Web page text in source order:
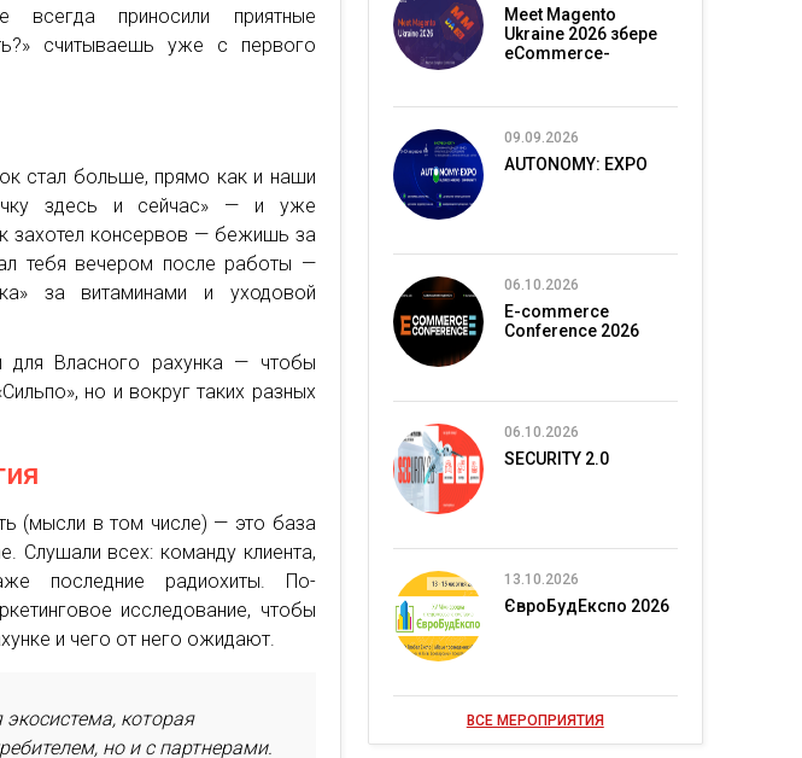
всегда приносили приятные
считываешь уже с первого
стал больше, прямо как и наши
здесь и сейчас» — и уже
захотел консервов — бежишь за
тебя вечером после работы —
за витаминами и уходовой
для Власного рахунка — чтобы
но и вокруг таких разных
(мысли в том числе) — это база
Слушали всех: команду клиента,
последние радиохиты. По-
исследование, чтобы
и чего от него ожидают.
которая
но и с партнерами.
Meet Magento
Ukraine 2026 збере
eCommerce-
09.09.2026
AUTONOMY: EXPO
06.10.2026
E-commerce
Conference 2026
06.10.2026
SECURITY 2.0
13.10.2026
ЄвроБудЕкспо 2026
ВСЕ МЕРОПРИЯТИЯ